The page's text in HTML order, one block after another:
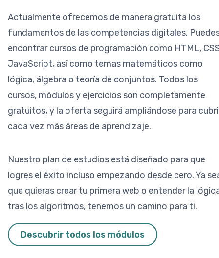
Actualmente ofrecemos de manera gratuita los
fundamentos de las competencias digitales.
encontrar cursos de programación como HTML,
JavaScript, así como temas matemáticos como
lógica, álgebra o teoría de conjuntos. Todos los
cursos, módulos y ejercicios son completamente
gratuitos, y la oferta seguirá ampliándose para
cada vez más áreas de aprendizaje.
Nuestro plan de estudios está diseñado para que
logres el éxito incluso empezando desde cero. Ya
que quieras crear tu primera web o entender la
tras los algoritmos, tenemos un camino para ti.
Descubrir todos los módulos